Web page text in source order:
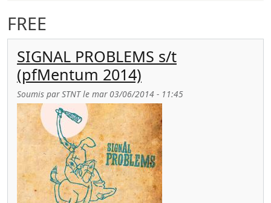
FREE
SIGNAL PROBLEMS s/t
(pfMentum 2014)
Soumis parSTNTle mar 03/06/2014 - 11:45